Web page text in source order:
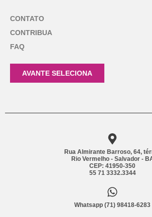
CONTATO
CONTRIBUA
FAQ
AVANTE SELECIONA
Rua Almirante Barroso, 64,
Rio Vermelho - Salvador -
CEP: 41950-350
55 71 3332.3344
Whatsapp (71) 98418-6283